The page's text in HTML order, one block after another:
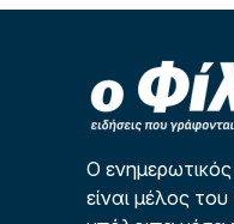
Ο
είναι μέλος